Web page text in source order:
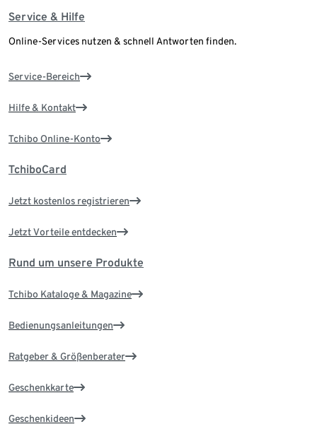
Service & Hilfe
Online-Services nutzen & schnell Antworten finden.
Service-Bereich
Hilfe & Kontakt
Tchibo Online-Konto
TchiboCard
Jetzt kostenlos registrieren
Jetzt Vorteile entdecken
Rund um unsere Produkte
Tchibo Kataloge & Magazine
Bedienungsanleitungen
Ratgeber & Größenberater
Geschenkkarte
Geschenkideen